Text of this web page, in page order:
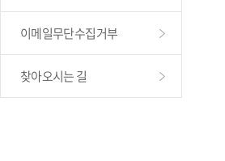
이메일무단수집거부
찾아오시는 길